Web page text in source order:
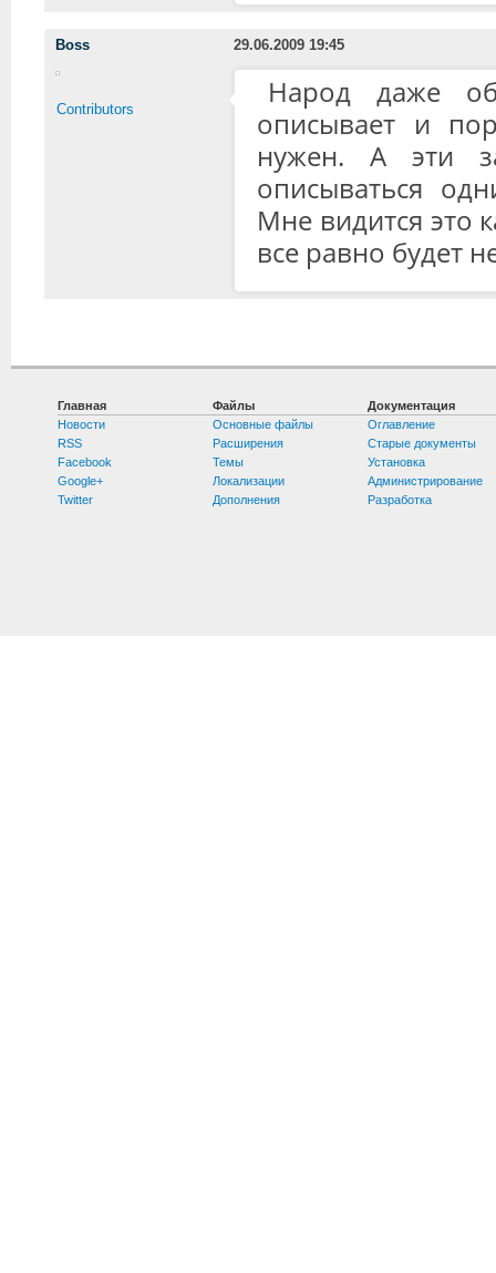
Boss 29.06.2009 19:45
Contributors
Народ даже
описывает и
нужен. А эти
описываться
Мне видится это
все равно будет
Главная
Новости
RSS
Facebook
Google+
Twitter
Файлы
Основные файлы
Расширения
Темы
Локализации
Дополнения
Документация
Оглавление
Старые документы
Установка
Администрирование
Разработка